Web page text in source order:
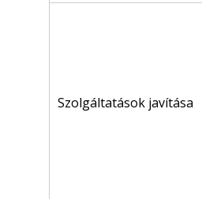
Szolgáltatások javítása